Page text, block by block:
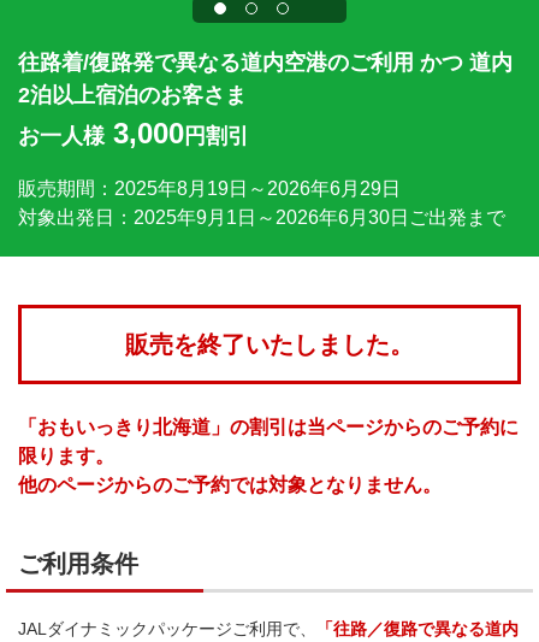
往路着/復路発で異なる道内空港のご利用 かつ 道内
2泊以上宿泊のお客さま
お一人様 3,000 円割引
販売期間：2025年8月19日～2026年6月29日
対象出発日：2025年9月1日～2026年6月30日ご出発まで
販売を終了いたしました。
「おもいっきり北海道」の割引は当ページからのご予約に
限ります。
他のページからのご予約では対象となりません。
ご利用条件
JALダイナミックパッケージご利用で、
「往路／復路で異なる道内